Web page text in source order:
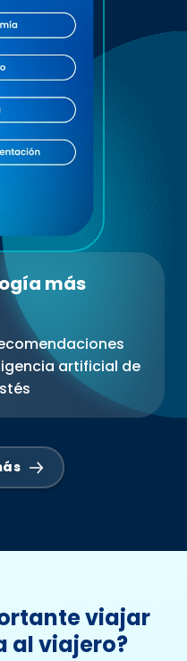
más
artificial de
viajar
al viajero?